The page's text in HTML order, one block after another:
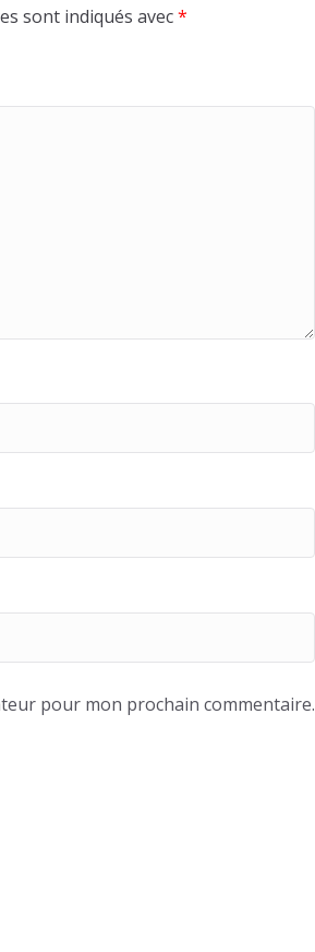
sont indiqués avec*
pour mon prochain commentaire.